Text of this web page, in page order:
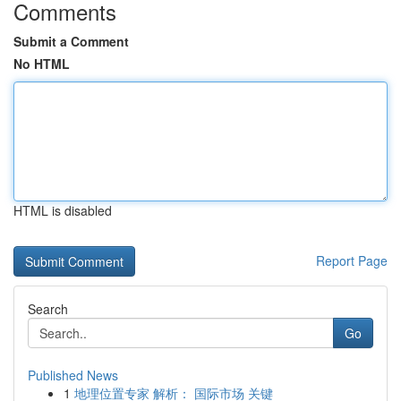
Comments
Submit a Comment
No HTML
HTML is disabled
Report Page
Search
Go
Published News
1 地理位置专家 解析： 国际市场 关键